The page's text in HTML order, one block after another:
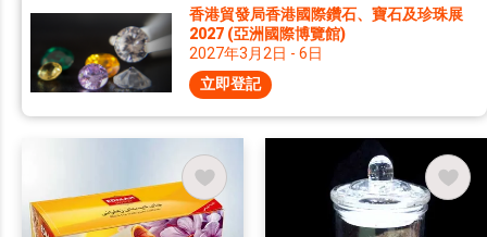
香港貿發局香港國際鑽石、寶石及珍珠展
2027 (亞洲國際博覽館)
2027年3月2日 - 6日
立即登記